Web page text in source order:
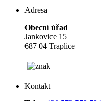
Adresa
Obecní úřad
Jankovice 15
687 04 Traplice
Kontakt